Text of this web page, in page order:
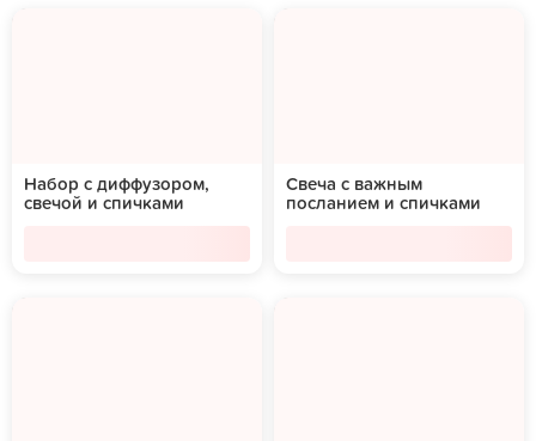
Набор с диффузором,
свечой и спичками
Свеча с важным
посланием и спичками